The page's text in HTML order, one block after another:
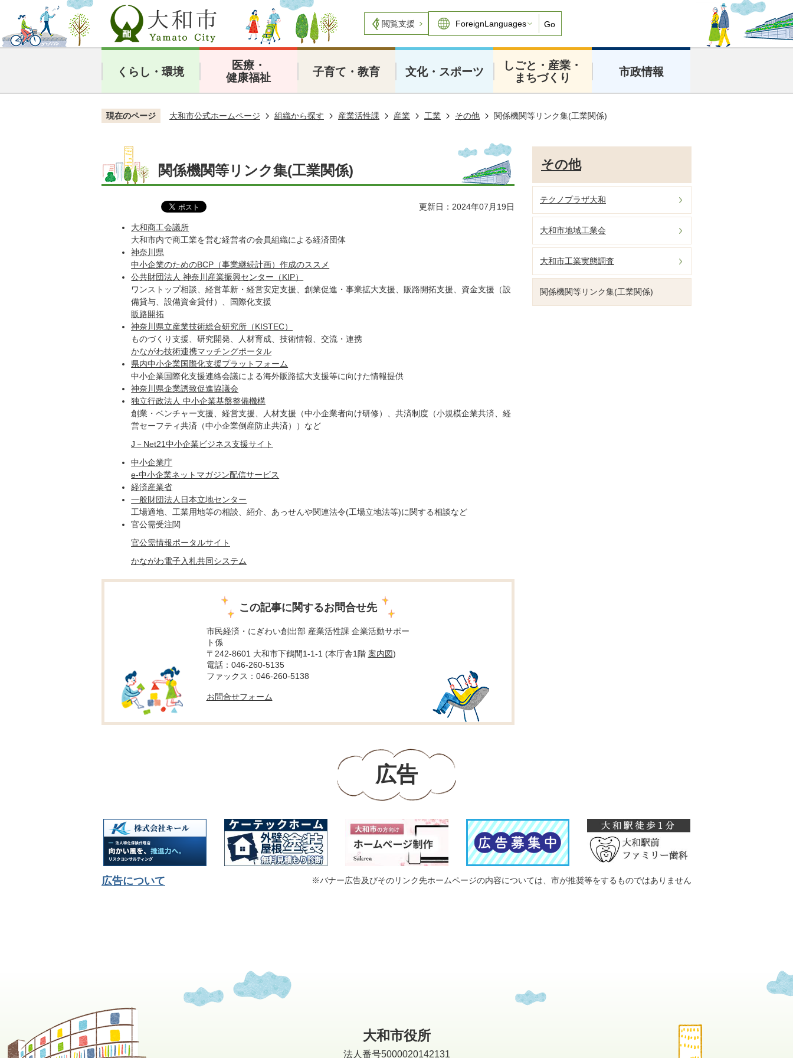
閲覧支援 Go
くらし・環境
医療・
健康福祉
子育て・教育 文化・スポーツ
しごと・産業・
まちづくり
市政情報
現在のページ 大和市公式ホームページ 組織から探す 産業活性課 産業 工業 その他 関係機関等リンク集(工業関係)
関係機関等リンク集(工業関係)
更新日：2024年07月19日
大和商工会議所
大和市内で商工業を営む経営者の会員組織による経済団体
神奈川県
中小企業のためのBCP（事業継続計画）作成のススメ
公共財団法人 神奈川産業振興センター（KIP）
ワンストップ相談、経営革新・経営安定支援、創業促進・事業拡大支援、販路開拓支援、資金支援（設
備貸与、設備資金貸付）、国際化支援
販路開拓
神奈川県立産業技術総合研究所（KISTEC）
ものづくり支援、研究開発、人材育成、技術情報、交流・連携
かながわ技術連携マッチングポータル
県内中小企業国際化支援プラットフォーム
中小企業国際化支援連絡会議による海外販路拡大支援等に向けた情報提供
神奈川県企業誘致促進協議会
独立行政法人 中小企業基盤整備機構
創業・ベンチャー支援、経営支援、人材支援（中小企業者向け研修）、共済制度（小規模企業共済、経
営セーフティ共済（中小企業倒産防止共済））など
J－Net21中小企業ビジネス支援サイト
中小企業庁
e-中小企業ネットマガジン配信サービス
経済産業省
一般財団法人日本立地センター
工場適地、工業用地等の相談、紹介、あっせんや関連法令(工場立地法等)に関する相談など
官公需受注関
官公需情報ポータルサイト
かながわ電子入札共同システム
この記事に関するお問合せ先
市民経済・にぎわい創出部 産業活性課 企業活動サポー
ト係
〒242-8601 大和市下鶴間1-1-1 (本庁舎1階 案内図)
電話：046-260-5135
ファックス：046-260-5138
お問合せフォーム
その他
テクノプラザ大和
大和市地域工業会
大和市工業実態調査
関係機関等リンク集(工業関係)
広告
広告について ※バナー広告及びそのリンク先ホームページの内容については、市が推奨等をするものではありません
大和市役所
法人番号5000020142131